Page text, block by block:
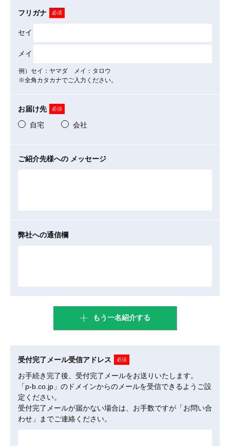
フリガナ 必須
セイ
メイ
例）セイ：ヤマダ メイ：タロウ
※全角カタカナでご入力ください。
お届け先 必須
自宅 会社
ご紹介先様への メッセージ
弊社への通信欄
もう一名紹介する
受付完了メール受信アドレス 必須
お手続き完了後、受付完了メールをお送りいたします。
「p-b.co.jp」のドメインからのメールを受信できるようご設
定ください。
受付完了メールが届かない場合は、お手数ですが「お問い合
わせ」までご連絡ください。